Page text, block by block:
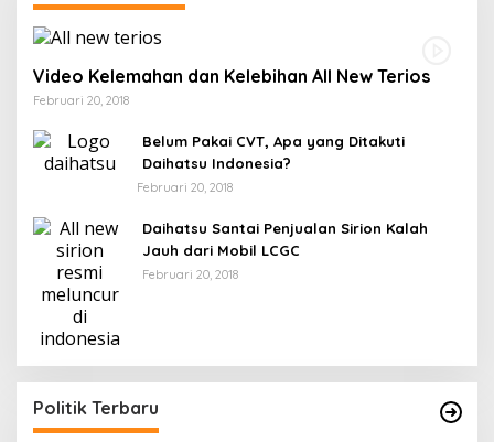
Video Kelemahan dan Kelebihan All New Terios
Februari 20, 2018
Belum Pakai CVT, Apa yang Ditakuti
Daihatsu Indonesia?
Februari 20, 2018
Daihatsu Santai Penjualan Sirion Kalah
Jauh dari Mobil LCGC
Februari 20, 2018
Politik Terbaru